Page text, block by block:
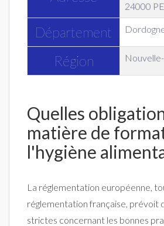
24000
Département
Région
Quelles
matière de
l'hygiène
La réglementation européenne,
réglementation française, prévoit
strictes concernant les bonnes